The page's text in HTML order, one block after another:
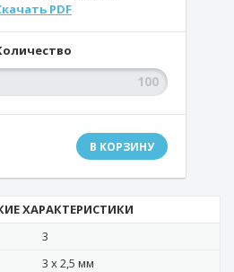
PDF
В КОРЗИНУ
ХАРАКТЕРИСТИКИ
3
3 х 2,5 мм